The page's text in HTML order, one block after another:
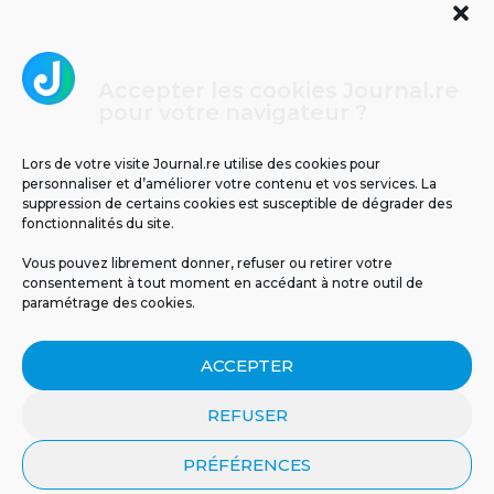
Lors de votre visite Journal.re utilise des cookies pour
personnaliser et d’améliorer votre contenu et vos services. La
suppression de certains cookies est susceptible de dégrader des
fonctionnalités du site.
Vous pouvez librement donner, refuser ou retirer votre
consentement à tout moment en accédant à notre outil de
paramétrage des cookies.
ACCEPTER
REFUSER
PRÉFÉRENCES
MENTIONS LÉGALES PUBLICITÉ
BLOG
NOS ÉMISSIONS
POLITIQUE DE CONFIDENTIALITÉ
CONTACT
© 2026 Tous droits réservés